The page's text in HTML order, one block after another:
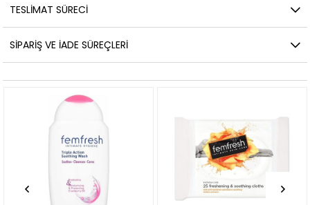
TESLIMAT SÜRECI
SIPARIŞ VE İADE SÜREÇLERI